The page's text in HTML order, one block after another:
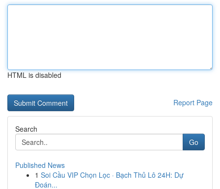
HTML is disabled
Report Page
Search
Go
Published News
1 Soi Cầu VIP Chọn Lọc · Bạch Thủ Lô 24H: Dự
Đoán...